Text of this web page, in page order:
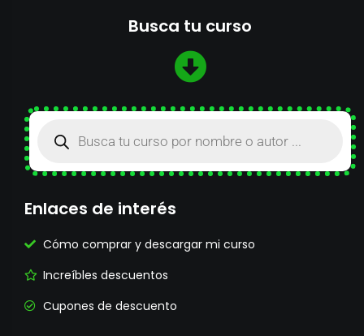
Busca tu curso
Enlaces de interés
Cómo comprar y descargar mi curso
Increíbles descuentos
Cupones de descuento